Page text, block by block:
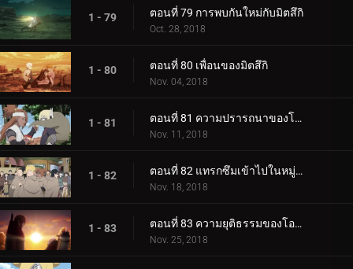
1 - 79 ตอนที่ 79 การพบกันใหม่กับมิตสึกิ
Oct. 28, 2018
1 - 80 ตอนที่ 80 เพื่อนของมิตสึกิ
Nov. 04, 2018
1 - 81 ตอนที่ 81 ความปรารถนาของโบรูโตะ
Nov. 11, 2018
1 - 82 ตอนที่ 82 แทรกซึมเข้าไปในหมู่บ้านหินที่ซ่อนอยู่
Nov. 18, 2018
1 - 83 ตอนที่ 83 ความยุติธรรมของโอโนกิ
Nov. 25, 2018